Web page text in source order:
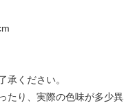
ください。
り、実際の色味が多少異